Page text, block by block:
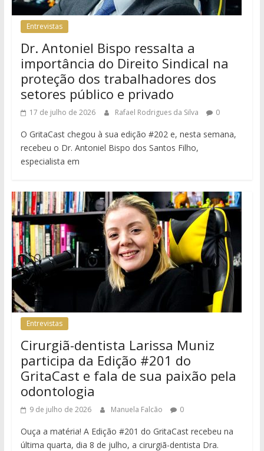
Entrevistas
Dr. Antoniel Bispo ressalta a
importância do Direito Sindical na
proteção dos trabalhadores dos
setores público e privado
17 de julho de 2026 Rafael Rodrigues da Silva 0
O GritaCast chegou à sua edição #202 e, nesta semana,
recebeu o Dr. Antoniel Bispo dos Santos Filho,
especialista em
Entrevistas
Cirurgiã-dentista Larissa Muniz
participa da Edição #201 do
GritaCast e fala de sua paixão pela
odontologia
9 de julho de 2026 Manuela Falcão 0
Ouça a matéria! A Edição #201 do GritaCast recebeu na
última quarta, dia 8 de julho, a cirurgiã-dentista Dra.